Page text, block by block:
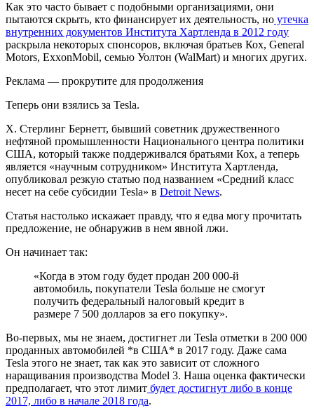
Как это часто бывает с подобными организациями, они
пытаются скрыть, кто финансирует их деятельность, но утечка
внутренних документов Института Хартленда в 2012 году
раскрыла некоторых спонсоров, включая братьев Кох, General
Motors, ExxonMobil, семью Уолтон (WalMart) и многих других.
Реклама — прокрутите для продолжения
Теперь они взялись за Tesla.
Х. Стерлинг Бернетт, бывший советник дружественного
нефтяной промышленности Национального центра политики
США, который также поддерживался братьями Кох, а теперь
является «научным сотрудником» Института Хартленда,
опубликовал резкую статью под названием «Средний класс
несет на себе субсидии Tesla» в Detroit News.
Статья настолько искажает правду, что я едва могу прочитать
предложение, не обнаружив в нем явной лжи.
Он начинает так:
«Когда в этом году будет продан 200 000-й
автомобиль, покупатели Tesla больше не смогут
получить федеральный налоговый кредит в
размере 7 500 долларов за его покупку».
Во-первых, мы не знаем, достигнет ли Tesla отметки в 200 000
проданных автомобилей *в США* в 2017 году. Даже сама
Tesla этого не знает, так как это зависит от сложного
наращивания производства Model 3. Наша оценка фактически
предполагает, что этот лимит будет достигнут либо в конце
2017, либо в начале 2018 года.